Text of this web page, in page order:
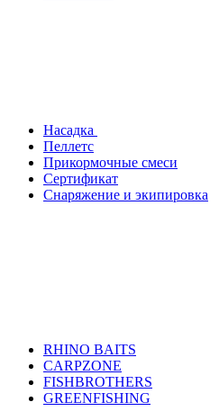
Насадка
Пеллетс
Прикормочные смеси
Сертификат
Снаряжение и экипировка
RHINO BAITS
CARPZONE
FISHBROTHERS
GREENFISHING